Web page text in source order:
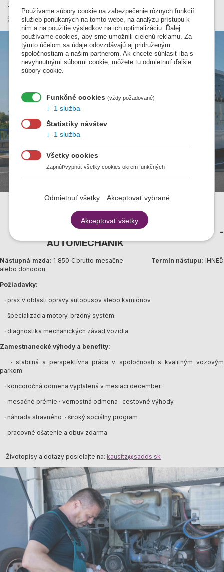
∙ uniforma vrátane doplnkov pracovného ošatenia pre vodičov zdarma
Životopisy a dotazy posielajte na: pogany@sadds.sk
OPRAVÁR AUTOBUSOV -
AUTOMECHANIK
Nástupná mzda: 1 850 € brutto mesačne Termín nástupu: IHNEĎ
alebo dohodou
Požiadavky:
∙ prax v oblasti opravy autobusov alebo kamiónov
∙ špecializácia motory, brzdný systém
∙ diagnostika mechanických závad vozidla
Zamestnanecké výhody a benefity:
∙ stabilná a perspektívna práca v spoločnosti s kvalitným vozovým
parkom
∙ koncoročná odmena vyplatená v mesiaci december
∙ mesačné prémie ∙ vernostná odmena ∙ cestovné výhody
∙ náhrada stravného ∙ široký sociálny program
∙ pracovné ošatenie a obuv zdarma
Životopisy a dotazy posielajte na: kausitz@sadds.sk
Používame súbory cookie na zabezpečenie rôznych funkcií
služieb ponúkaných na tomto webe, na analýzu prístupu k
nim a na použitie výsledkov na ich optimalizáciu. Ďalej
používame cookies, aby sme umožnili cielenú reklamu. Za
týmto účelom sa údaje odovzdávajú aj pridruženým
spoločnostiam a našim partnerom. Ak chcete súhlasiť iba s
nevyhnutnými súbormi cookie, môžete tu odmietnuť ďalšie
súbory cookie.
Funkčné cookies (vždy požadované)
1 služba
Štatistiky návštev
1 služba
Všetky cookies
Zapnúť/vypnúť všetky cookies okrem funkčných
Odmietnuť všetky Akceptovať vybrané
Akceptovať všetky